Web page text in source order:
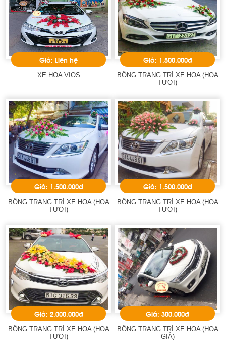
Giá: Liên hệ
XE HOA VIOS
Giá: 1.500.000đ
BÔNG TRANG TRÍ XE HOA (HOA
TƯƠI)
Giá: 1.500.000đ
BÔNG TRANG TRÍ XE HOA (HOA
TƯƠI)
Giá: 1.500.000đ
BÔNG TRANG TRÍ XE HOA (HOA
TƯƠI)
Giá: 2.000.000đ
BÔNG TRANG TRÍ XE HOA (HOA
TƯƠI)
Giá: 300.000đ
BÔNG TRANG TRÍ XE HOA (HOA
GIẢ)